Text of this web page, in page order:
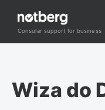
treści
Consular support for business
Wiza do